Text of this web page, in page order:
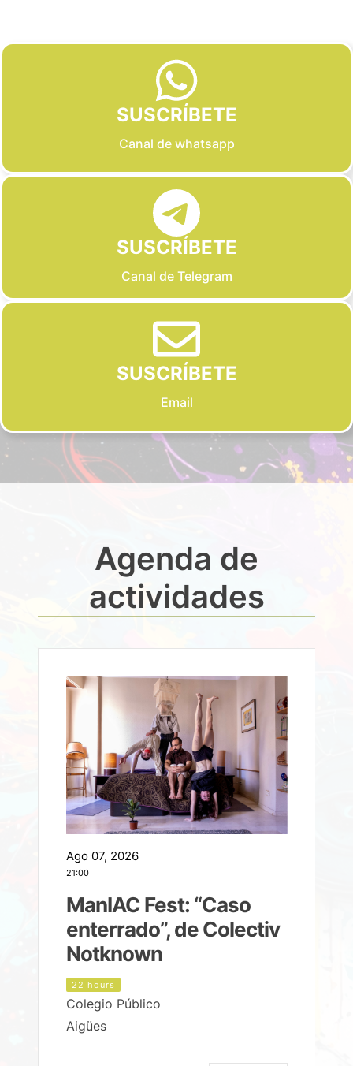
SUSCRÍBETE
Canal de whatsapp
SUSCRÍBETE
Canal de Telegram
SUSCRÍBETE
Email
Agenda de
actividades
Ago 07, 2026
21:00
ManIAC Fest: “Caso
enterrado”, de Colectiv
Notknown
22 hours
Colegio Público
Aigües